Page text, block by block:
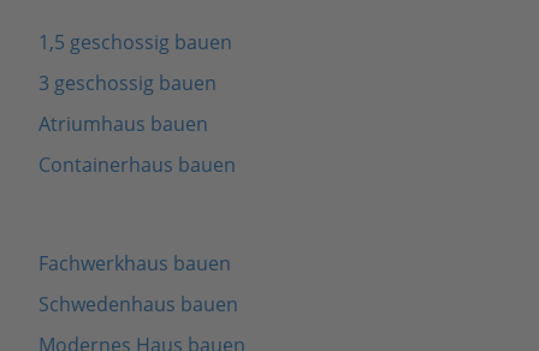
1,5 geschossig bauen
3 geschossig bauen
Atriumhaus bauen
Containerhaus bauen
Fachwerkhaus bauen
Schwedenhaus bauen
Modernes Haus bauen